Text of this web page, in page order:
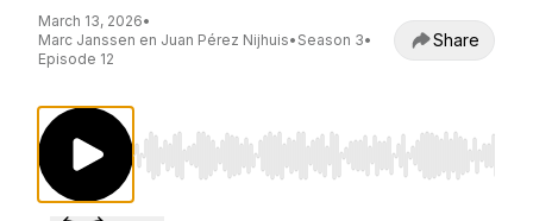
March 13, 2026•
Marc Janssen en Juan Pérez Nijhuis• Season 3•
Episode 12
Share
Use Left/Right to seek, Home/End to jump to